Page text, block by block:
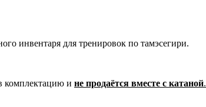
инвентаря для тренировок по тамэсегири.
комплектацию и не продаётся вместе с катаной.